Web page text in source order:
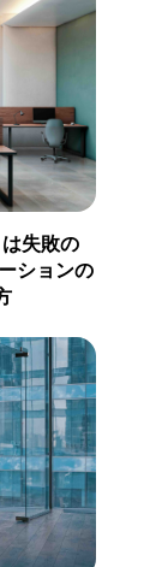
失敗の
ションの